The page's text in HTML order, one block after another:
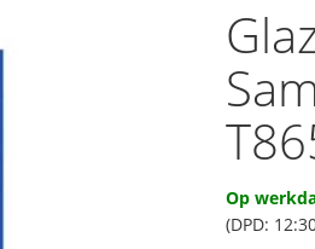
Op
(DPD: